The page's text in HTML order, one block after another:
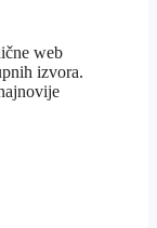
web
izvora.